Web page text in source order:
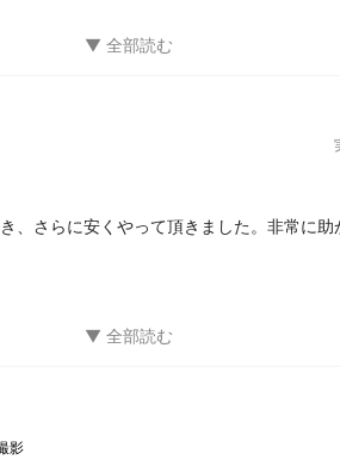
、さらに安くやって頂きました。非常に助
影